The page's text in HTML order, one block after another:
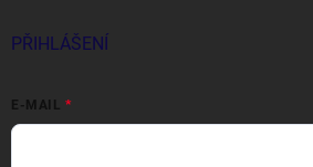
PŘIHLÁŠENÍ
E-MAIL